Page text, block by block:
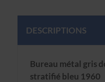
DESCRIPTIONS
Bureau métal gris
stratifié bleu 1960